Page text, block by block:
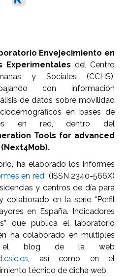
Envejecimiento en
Experimentales del Centro
y Sociales (CCHS),
con información
de datos sobre movilidad
en bases de
en red, dentro del
Tools for advanced
ha elaborado los informes
en red” (ISSN 2340-566X)
y centros de día para
colaborado en la serie “Perfil
en España. Indicadores
que publica el laboratorio
ha colaborado en múltiples
el blog de la web
, así como en el
técnico de dicha web.